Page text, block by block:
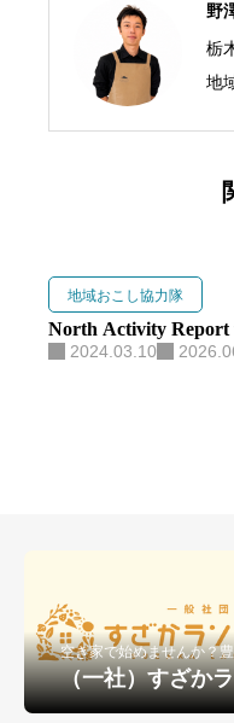
野
栃
地
峰
に
地域おこし協力隊
North Activity Report
2024.03.10
空き家で始めませんか？豊
（一社）すざか